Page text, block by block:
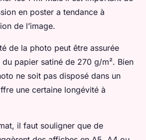
en poster a tendance à
de l’image.
de la photo peut être assurée
papier satiné de 270 g/m². Bien
ne soit pas disposé dans un
une certaine longévité à
il faut souligner que de